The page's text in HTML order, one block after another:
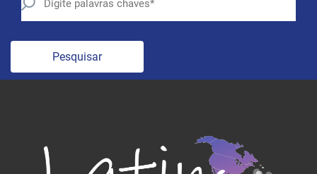
Pesquisar